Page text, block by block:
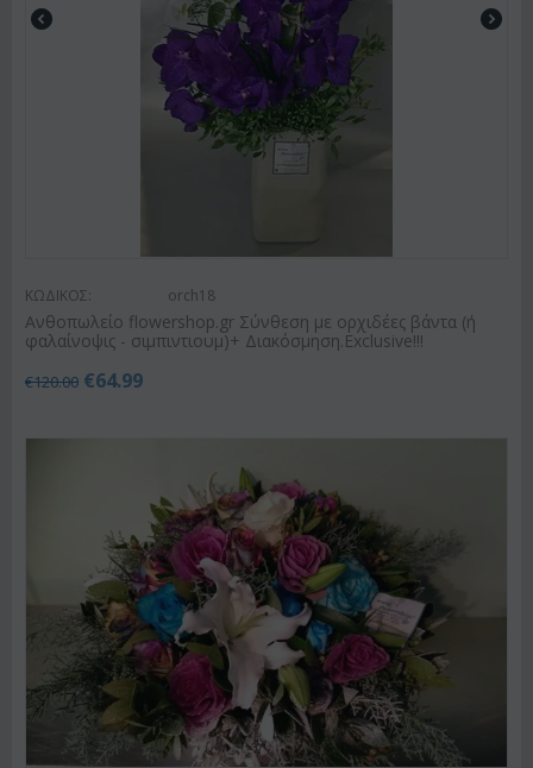
ΚΩΔΙΚΟΣ: orch18
Ανθοπωλείο flowershop.gr Σύνθεση με ορχιδέες βάντα (ή
φαλαίνοψις - σιμπιντιουμ)+ Διακόσμηση.Exclusive!!!
€120.00 €64.99